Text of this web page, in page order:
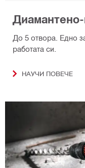
До 5 отвора. Едно
работата си.
НАУЧИ ПОВЕЧЕ